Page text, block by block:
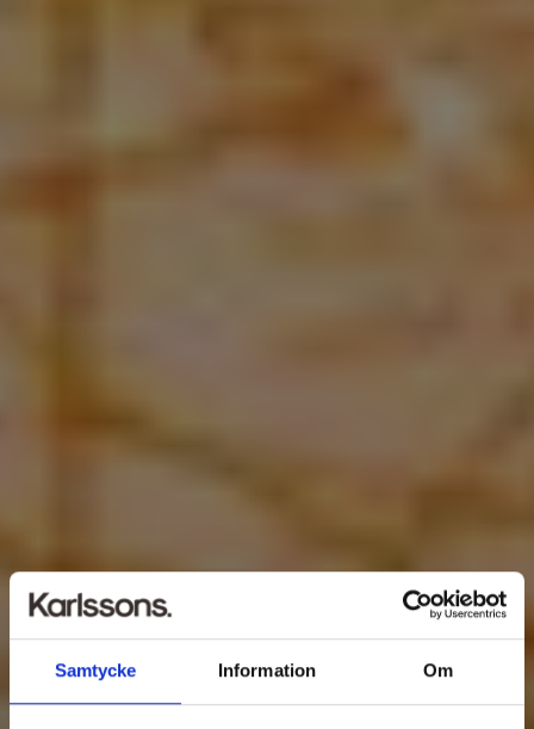
Samtycke Information Om